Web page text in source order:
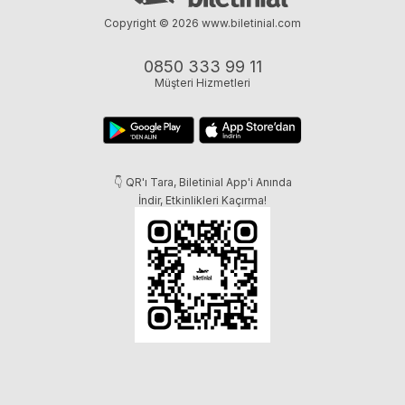
0850 333 99 11
Müşteri Hizmetleri
👇 QR'ı Tara, Biletinial App'i Anında
İndir, Etkinlikleri Kaçırma!
Copyright © 2026 www.biletinial.com